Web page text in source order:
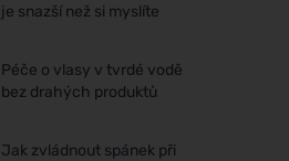
je snazší než si myslíte
Péče o vlasy v tvrdé vodě
bez drahých produktů
Jak zvládnout spánek při